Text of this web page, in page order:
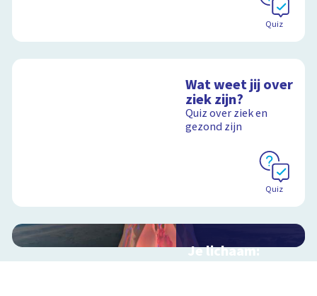
Quiz
Wat weet jij over
ziek zijn?
Quiz over ziek en
gezond zijn
Quiz
Je lichaam:
organen